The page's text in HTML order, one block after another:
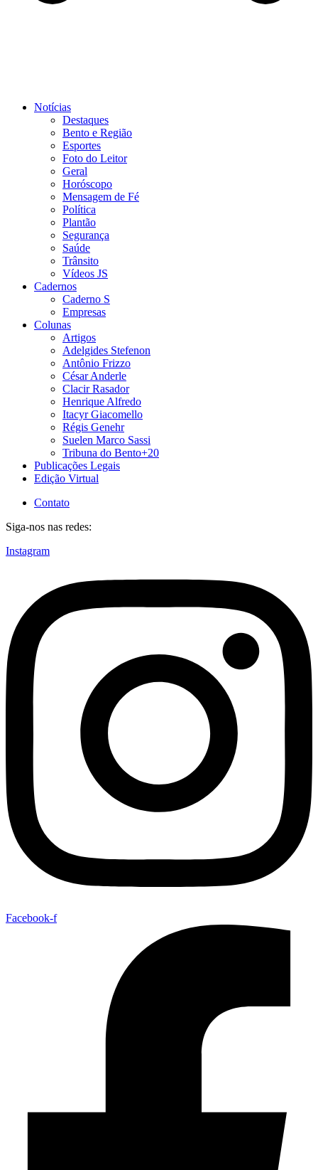
Notícias
Destaques
Bento e Região
Esportes
Foto do Leitor
Geral
Horóscopo
Mensagem de Fé
Política
Plantão
Segurança
Saúde
Trânsito
Vídeos JS
Cadernos
Caderno S
Empresas
Colunas
Artigos
Adelgides Stefenon
Antônio Frizzo
César Anderle
Clacir Rasador
Henrique Alfredo
Itacyr Giacomello
Régis Genehr
Suelen Marco Sassi
Tribuna do Bento+20
Publicações Legais
Edição Virtual
Contato
Siga-nos nas redes:
Instagram
Facebook-f